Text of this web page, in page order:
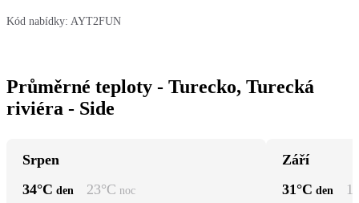
Kód nabídky: AYT2FUN
Průměrné teploty - Turecko, Turecká
riviéra - Side
Srpen
34°C den 23°C noc
Září
31°C den